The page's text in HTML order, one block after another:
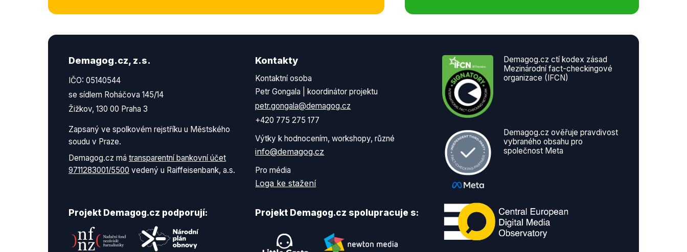
Demagog.cz, z.s.
IČO: 05140544
se sídlem Roháčova 145/14
Žižkov, 130 00 Praha 3
Zapsaný ve spolkovém rejstříku u Městského
soudu v Praze.
Demagog.cz má transparentní bankovní účet
9711283001/5500 vedený u Raiffeisenbank, a.s.
Kontakty
Kontaktní osoba
Petr Gongala | koordinátor projektu
petr.gongala@demagog.cz
+420 775 275 177
Výtky k hodnocením, workshopy, různé
info@demagog.cz
Pro média
Loga ke stažení
Projekt Demagog.cz podporují: Projekt Demagog.cz spolupracuje s:
Demagog.cz ctí kodex zásad
Mezinárodní fact-checkingové
organizace (IFCN)
Demagog.cz ověřuje pravdivost
vybraného obsahu pro
společnost Meta